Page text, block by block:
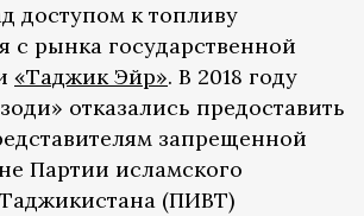
доступом к топливу
с рынка государственной
«Таджик Эйр». В 2018 году
отказались предоставить
запрещенной
Партии исламского
(ПИВТ)